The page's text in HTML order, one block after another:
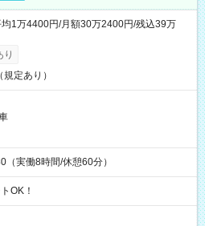
1万4400円/月額30万2400円/残込39万
り
定あり）
（実働8時間/休憩60分）
OK！